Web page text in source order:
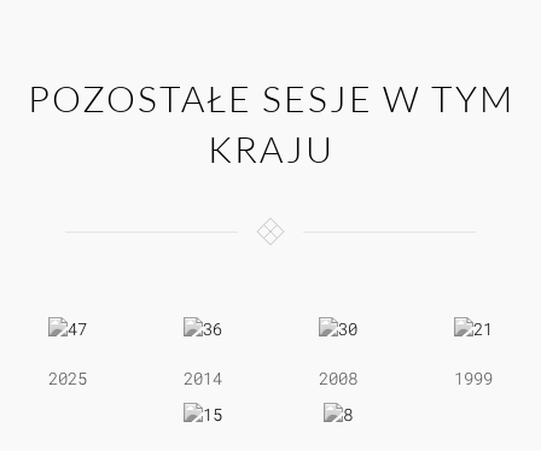
POZOSTAŁE SESJE W TYM
KRAJU
2025 2014 2008 1999